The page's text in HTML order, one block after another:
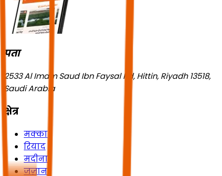
पता
2533 Al Imam Saud Ibn Faysal Rd, Hittin, Riyadh 13518,
Saudi Arabia
क्षेत्र
मक्का
रियाद
मदीना
जज़ान